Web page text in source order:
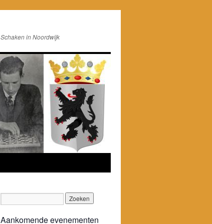
Schaken in Noordwijk
Aankomende evenementen